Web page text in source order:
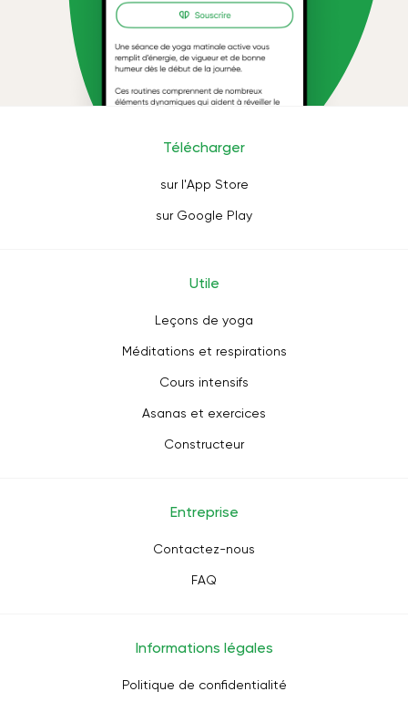
Télécharger
sur l'App Store
sur Google Play
Utile
Leçons de yoga
Méditations et respirations
Cours intensifs
Asanas et exercices
Constructeur
Entreprise
Contactez-nous
FAQ
Informations légales
Politique de confidentialité